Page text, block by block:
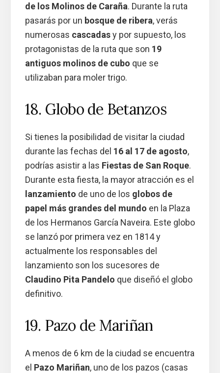
de los Molinos de Caraña. Durante la ruta
pasarás por un bosque de ribera, verás
numerosas cascadasy por supuesto, los
protagonistas de la ruta que son 19
antiguos molinos de cubo que se
utilizaban para moler trigo.
18. Globo de Betanzos
Si tienes la posibilidad de visitar la ciudad
durante las fechas del 16 al 17 de agosto,
podrías asistir a las Fiestas de San Roque.
Durante esta fiesta, la mayor atracción es el
lanzamiento de uno de los globos de
papel más grandes del mundo en la Plaza
de los Hermanos García Naveira. Este globo
se lanzó por primera vez en 1814 y
actualmente los responsables del
lanzamiento son los sucesores de
Claudino Pita Pandelo que diseñó el globo
definitivo.
19. Pazo de Mariñan
A menos de 6 km de la ciudad se encuentra
el Pazo Mariñan, uno de los pazos (casas